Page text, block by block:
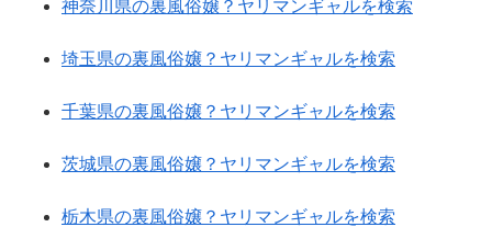
神奈川県の裏風俗嬢？ヤリマンギャルを検索
埼玉県の裏風俗嬢？ヤリマンギャルを検索
千葉県の裏風俗嬢？ヤリマンギャルを検索
茨城県の裏風俗嬢？ヤリマンギャルを検索
栃木県の裏風俗嬢？ヤリマンギャルを検索